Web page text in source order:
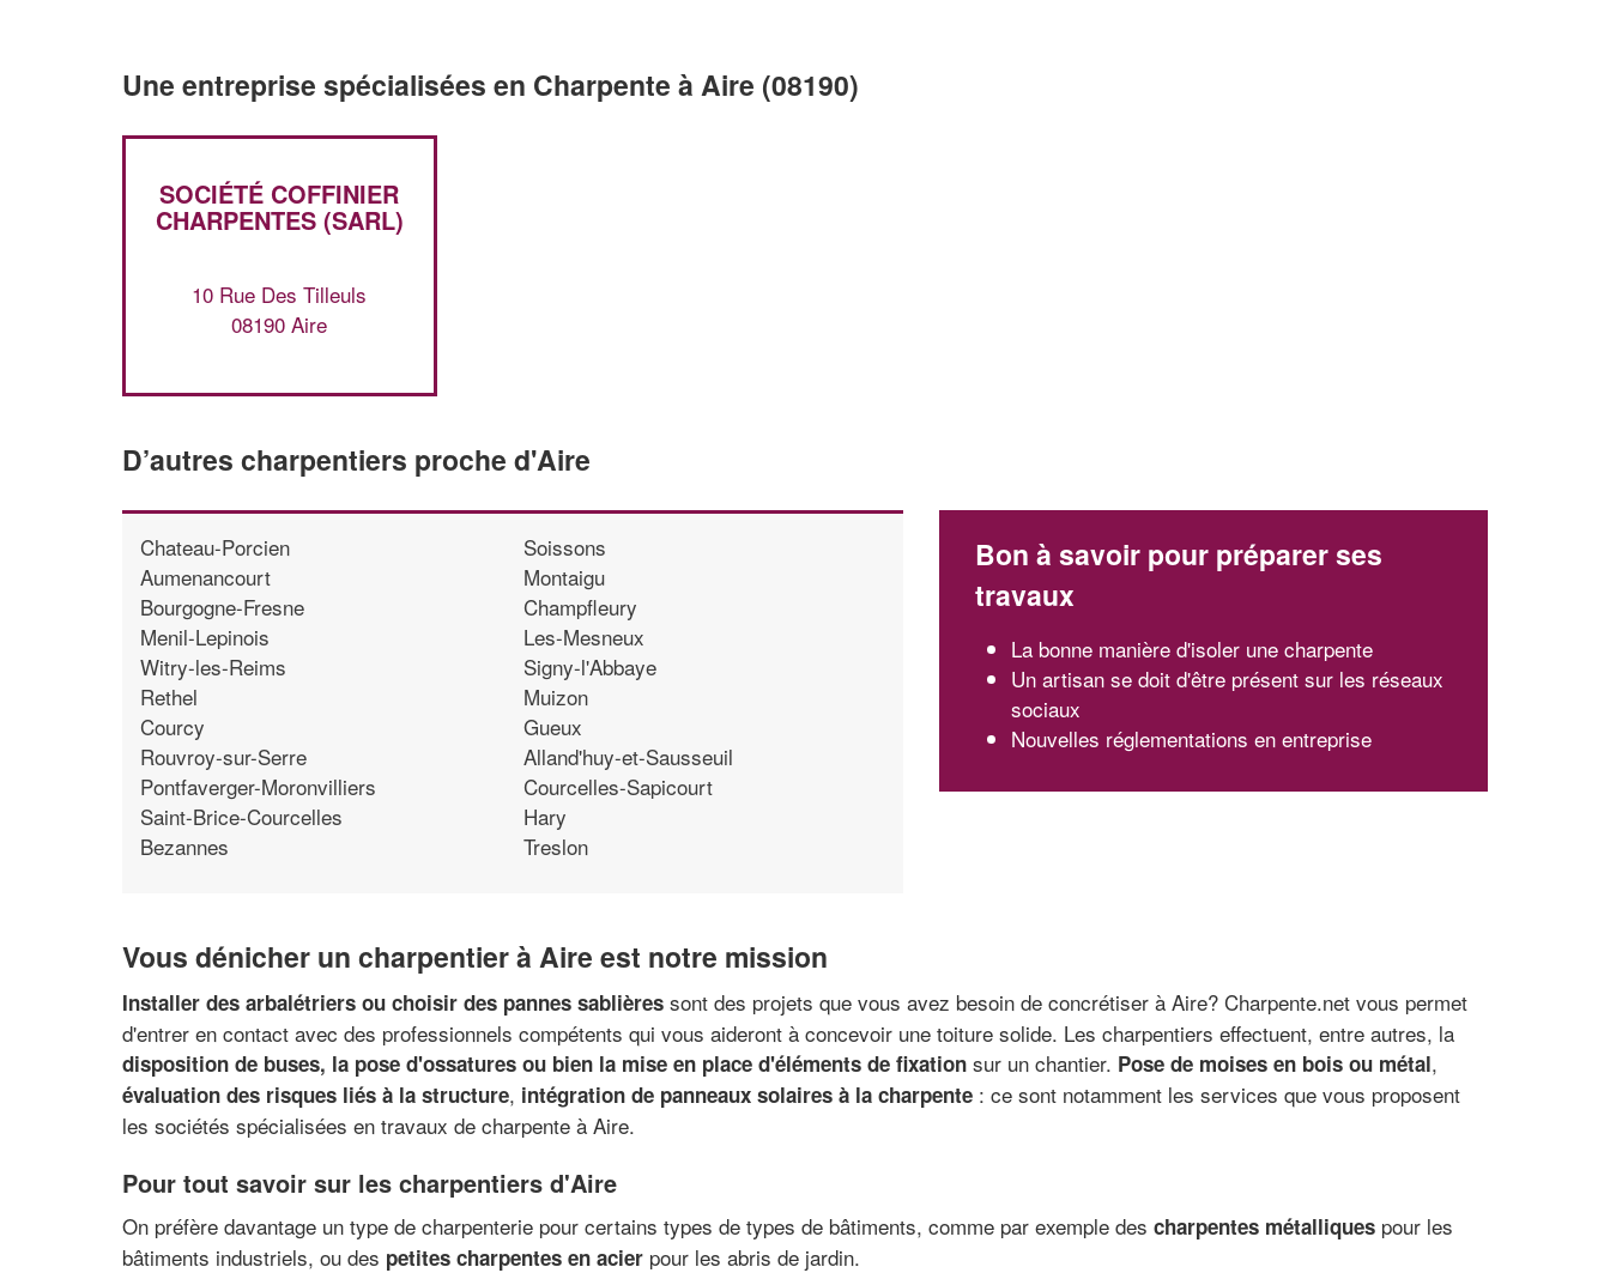
Une entreprise spécialisées en Charpente à Aire (08190)
SOCIÉTÉ COFFINIER
CHARPENTES (SARL)
10 Rue Des Tilleuls
08190 Aire
D’autres charpentiers proche d'Aire
Chateau-Porcien
Aumenancourt
Bourgogne-Fresne
Menil-Lepinois
Witry-les-Reims
Rethel
Courcy
Rouvroy-sur-Serre
Pontfaverger-Moronvilliers
Saint-Brice-Courcelles
Bezannes
Soissons
Montaigu
Champfleury
Les-Mesneux
Signy-l'Abbaye
Muizon
Gueux
Alland'huy-et-Sausseuil
Courcelles-Sapicourt
Hary
Treslon
Bon à savoir pour préparer ses
travaux
La bonne manière d'isoler une charpente
Un artisan se doit d'être présent sur les réseaux
sociaux
Nouvelles réglementations en entreprise
Vous dénicher un charpentier à Aire est notre mission
Installer des arbalétriers ou choisir des pannes sablières sont des projets que vous avez besoin de concrétiser à Aire? Charpente.net vous permet
d'entrer en contact avec des professionnels compétents qui vous aideront à concevoir une toiture solide. Les charpentiers effectuent, entre autres, la
disposition de buses, la pose d'ossatures ou bien la mise en place d'éléments de fixation sur un chantier. Pose de moises en bois ou métal,
évaluation des risques liés à la structure, intégration de panneaux solaires à la charpente : ce sont notamment les services que vous proposent
les sociétés spécialisées en travaux de charpente à Aire.
Pour tout savoir sur les charpentiers d'Aire
On préfère davantage un type de charpenterie pour certains types de types de bâtiments, comme par exemple des charpentes métalliques pour les
bâtiments industriels, ou des petites charpentes en acier pour les abris de jardin.
Augmentez votrechiffre d'affaires
vosmargestout en gagnant de
nouveaux clients